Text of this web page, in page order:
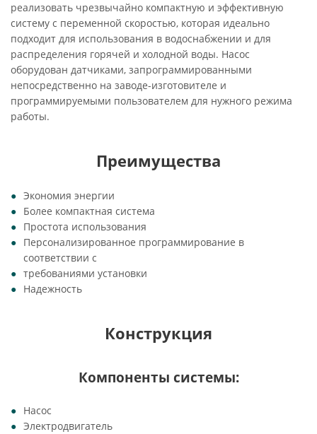
реализовать чрезвычайно компактную и эффективную
систему с переменной скоростью, которая идеально
подходит для использования в водоснабжении и для
распределения горячей и холодной воды. Насос
оборудован датчиками, запрограммированными
непосредственно на заводе-изготовителе и
программируемыми пользователем для нужного режима
работы.
Преимущества
Экономия энергии
Более компактная система
Простота использования
Персонализированное программирование в
соответствии с
требованиями установки
Надежность
Конструкция
Компоненты системы:
Насос
Электродвигатель